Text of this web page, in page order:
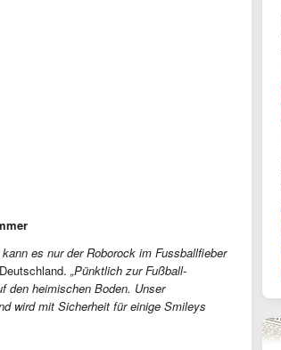
es nur der Roborock im Fussballfieber
„Pünktlich zur Fußball-
den heimischen Boden. Unser
wird mit Sicherheit für einige Smileys